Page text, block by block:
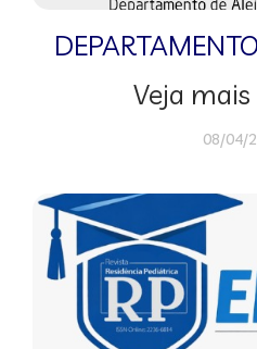
Veja
08/04/